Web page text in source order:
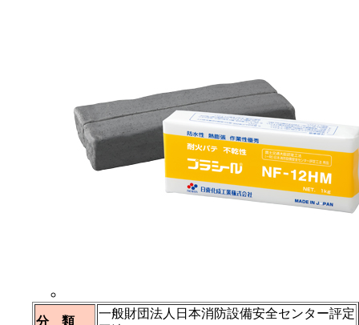
分 類
一般財団法人日本消防設備安全センター評定